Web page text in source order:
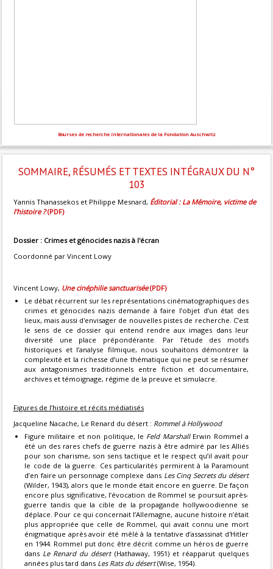
Bourses de recherche internationales de la Fondation Auschwitz
SOMMAIRE, RÉSUMÉS ET TEXTES INTÉGRAUX DU N°
103
Yannis Thanassekos et Philippe Mesnard, Éditorial : La Mémoire, victime de
l’histoire ?(PDF)
Dossier : Crimes et génocides nazis à l'écran
Coordonné par Vincent Lowy
Vincent Lowy, Une cinéphilie sanctuarisée(PDF)
Le débat récurrent sur les représentations cinématographiques des
crimes et génocides nazis demande à faire l’objet d’un état des
lieux, mais aussi d'envisager de nouvelles pistes de recherche. C’est
le sens de ce dossier qui entend rendre aux images dans leur
diversité une place prépondérante. Par l’étude des motifs
historiques et l’analyse filmique, nous souhaitons démontrer la
complexité et la richesse d’une thématique qui ne peut se résumer
aux antagonismes traditionnels entre fiction et documentaire,
archives et témoignage, régime de la preuve et simulacre.
Figures de l’histoire et récits médiatisés
Jacqueline Nacache, Le Renard du désert : Rommel à Hollywood
Figure militaire et non politique, le Feld MarshallErwin Rommel a
été un des rares chefs de guerre nazis à être admiré par les Alliés
pour son charisme, son sens tactique et le respect qu’il avait pour
le code de la guerre. Ces particularités permirent à la Paramount
d’en faire un personnage complexe dans Les Cinq Secrets du désert
(Wilder, 1943), alors que le monde était encore en guerre. De façon
encore plus significative, l’évocation de Rommel se poursuit après-
guerre tandis que la cible de la propagande hollywoodienne se
déplace. Pour ce qui concernait l’Allemagne, aucune histoire n’était
plus appropriée que celle de Rommel, qui avait connu une mort
énigmatique après avoir été mêlé à la tentative d’assassinat d'Hitler
en 1944. Rommel put donc être décrit comme un héros de guerre
dans Le Renard du désert (Hathaway, 1951) et réapparut quelques
années plus tard dans Les Rats du désert(Wise, 1954).